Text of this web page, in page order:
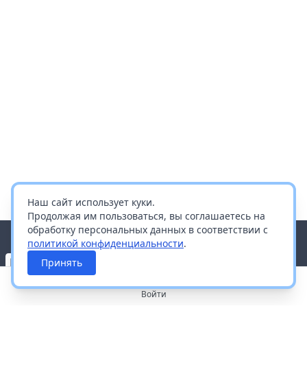
Наш сайт использует куки.
Продолжая им пользоваться, вы соглашаетесь на
обработку персональных данных в соответствии с
политикой конфиденциальности.
Принять
Войти